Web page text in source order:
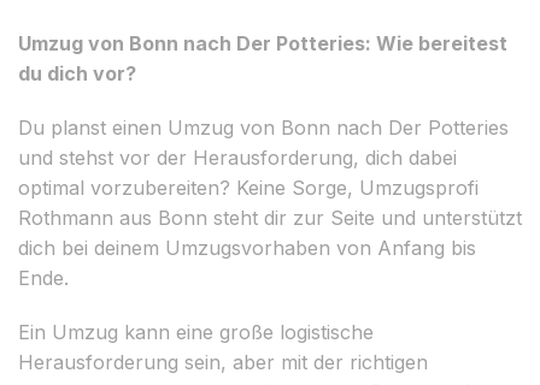
Umzug von Bonn nach Der Potteries: Wie bereitest
du dich vor?
Du planst einen Umzug von Bonn nach Der Potteries
und stehst vor der Herausforderung, dich dabei
optimal vorzubereiten? Keine Sorge, Umzugsprofi
Rothmann aus Bonn steht dir zur Seite und unterstützt
dich bei deinem Umzugsvorhaben von Anfang bis
Ende.
Ein Umzug kann eine große logistische
Herausforderung sein, aber mit der richtigen